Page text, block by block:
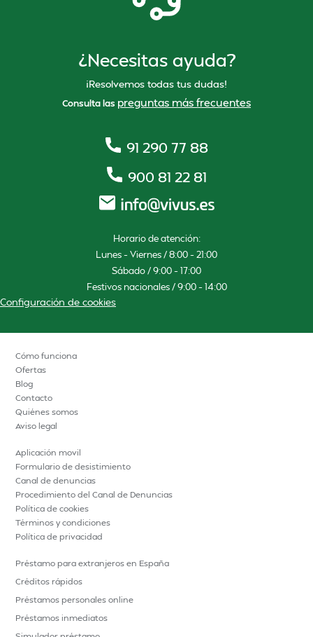
¿Necesitas ayuda?
¡Resolvemos todas tus dudas!
Consulta las preguntas más frecuentes
91 290 77 88
900 81 22 81
Horario de atención:
Lunes – Viernes / 8:00 – 21:00
Sábado / 9:00 – 17:00
Festivos nacionales / 9:00 – 14:00
Configuración de cookies
Cómo funciona
Ofertas
Blog
Contacto
Quiénes somos
Aviso legal
Aplicación movil
Formulario de desistimiento
Canal de denuncias
Procedimiento del Canal de Denuncias
Política de cookies
Términos y condiciones
Política de privacidad
Préstamo para extranjeros en España
Créditos rápidos
Préstamos personales online
Préstamos inmediatos